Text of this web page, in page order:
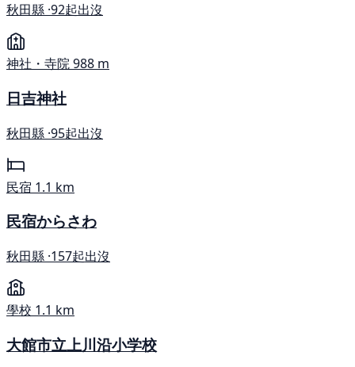
秋田縣 ·92起出沒
神社・寺院988 m
日吉神社
秋田縣 ·95起出沒
民宿 1.1 km
民宿からさわ
秋田縣 ·157起出沒
學校 1.1 km
大館市立上川沿小学校